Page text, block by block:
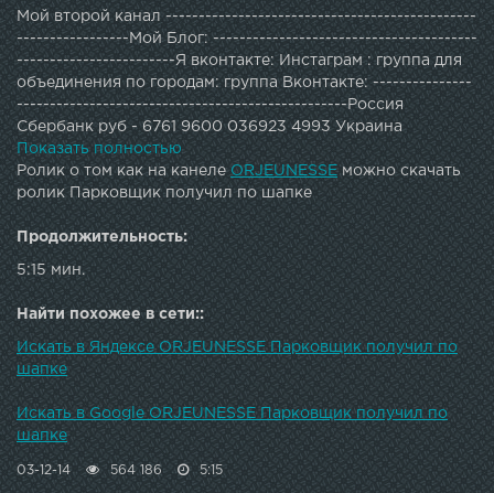
Мой второй канал -----------------------------------------------
-----------------Мой Блог: ----------------------------------------
------------------------Я вконтакте: Инстаграм : группа для
объединения по городам: группа Вконтакте: ---------------
--------------------------------------------------Россия
Сбербанк руб - 6761 9600 036923 4993 Украина
Приватбанк - 5211 5373 2723 7397 410011515864072 яндекс
деньги
Показать полностью
Ролик о том как на канеле ORJEUNESSEможно скачать
ролик Парковщик получил по шапке
Продолжительность:
5:15 мин.
Найти похожее в сети::
Искать в Яндексе ORJEUNESSE Парковщик получил по
шапке
Искать в Google ORJEUNESSE Парковщик получил по
шапке
03-12-14 564 186 5:15